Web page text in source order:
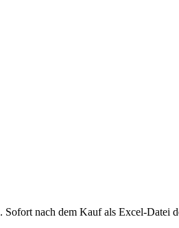
. Sofort nach dem Kauf als Excel-Datei